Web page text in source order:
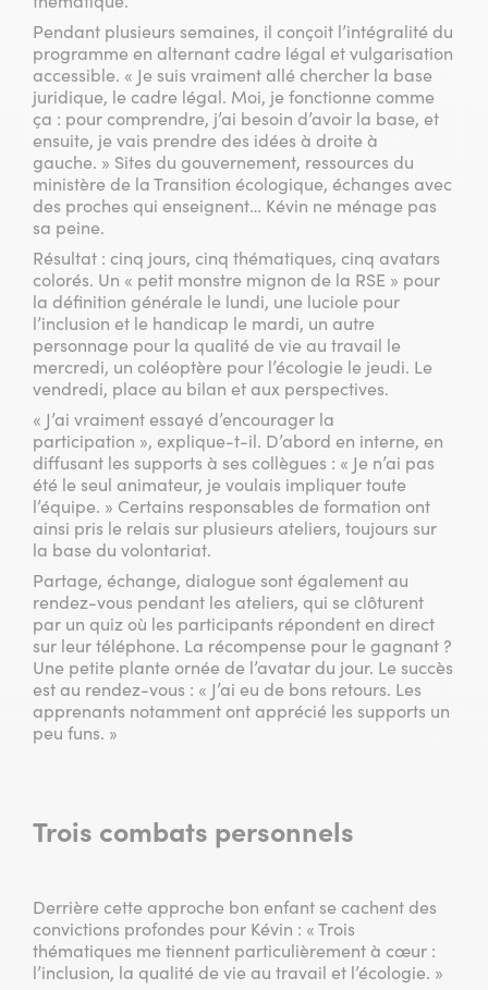
Pendant plusieurs semaines, il conçoit l’intégralité du
programme en alternant cadre légal et vulgarisation
accessible. « Je suis vraiment allé chercher la base
juridique, le cadre légal. Moi, je fonctionne comme
ça : pour comprendre, j’ai besoin d’avoir la base, et
ensuite, je vais prendre des idées à droite à
gauche. » Sites du gouvernement, ressources du
ministère de la Transition écologique, échanges avec
des proches qui enseignent… Kévin ne ménage pas
sa peine.
Résultat : cinq jours, cinq thématiques, cinq avatars
colorés. Un « petit monstre mignon de la RSE » pour
la définition générale le lundi, une luciole pour
l’inclusion et le handicap le mardi, un autre
personnage pour la qualité de vie au travail le
mercredi, un coléoptère pour l’écologie le jeudi. Le
vendredi, place au bilan et aux perspectives.
« J’ai vraiment essayé d’encourager la
participation », explique-t-il. D’abord en interne, en
diffusant les supports à ses collègues : « Je n’ai pas
été le seul animateur, je voulais impliquer toute
l’équipe. » Certains responsables de formation ont
ainsi pris le relais sur plusieurs ateliers, toujours sur
la base du volontariat.
Partage, échange, dialogue sont également au
rendez-vous pendant les ateliers, qui se clôturent
par un quiz où les participants répondent en direct
sur leur téléphone. La récompense pour le gagnant ?
Une petite plante ornée de l’avatar du jour. Le succès
est au rendez-vous : « J’ai eu de bons retours. Les
apprenants notamment ont apprécié les supports un
peu funs. »
Trois combats personnels
Derrière cette approche bon enfant se cachent des
convictions profondes pour Kévin : « Trois
thématiques me tiennent particulièrement à cœur :
l’inclusion, la qualité de vie au travail et l’écologie. »